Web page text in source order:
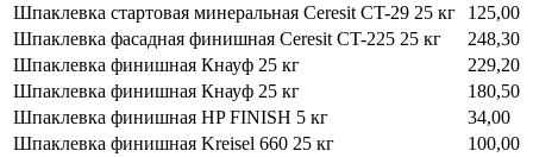
Шпаклевка стартовая минеральная Ceresit CT-29 25 кг
125,00
Шпаклевка фасадная финишная Ceresit CT-225 25 кг
248,30
Шпаклевка финишная Кнауф 25 кг
229,20
Шпаклевка финишная Кнауф 25 кг
180,50
Шпаклевка финишная HP FINISH 5 кг
34,00
Шпаклевка финишная Kreisel 660 25 кг
100,00